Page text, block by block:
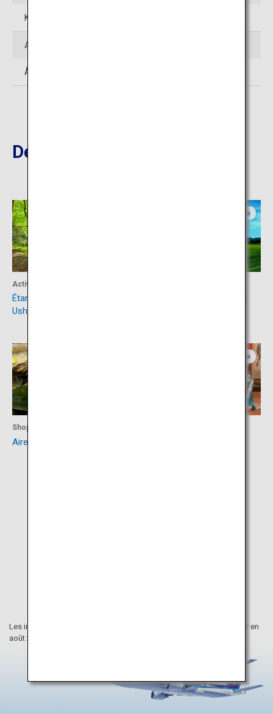
Kisakata-machi Seki, Nikaho-shi, Akita
Accès
À environ 20 minutes en voiture de la gare JR Kisakata
Destinations à proximité
Activités
Étang Maruike-sama et rivière
Ushiwatari
Yamagata
Shopping
Aire de repos Chokai Furatto
Yamagata
Les informations figurant sur cette page internet ont été mises à jour en
août 2025.